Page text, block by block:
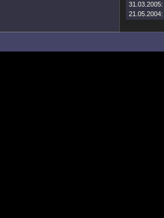
31.03.2005:
21.05.2004: